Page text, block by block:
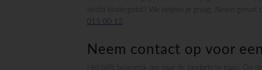
slecht kindergebit? We helpen je graag. Neem gerust
015 00 12
Neem contact op voor
Het blijft belangrijk om naar de tandarts te gaan. Op